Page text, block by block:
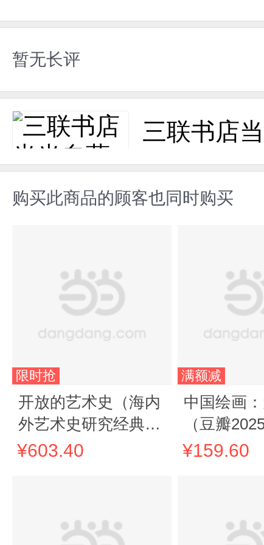
暂无长评
三联书店
购买此商品的顾客也同时购买
限时抢
开放的艺术史（海内
外艺术史研究经典著
作合集 全十册）
¥603.40
满额减
中国绘画
（豆瓣
·设计图书 “
¥159.60